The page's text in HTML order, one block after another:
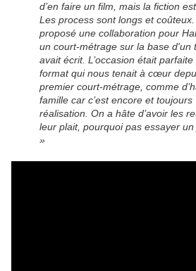
d’en faire un film, mais la fiction
Les process sont longs et
proposé une collaboration pour
un court-métrage sur la base d'un
avait écrit. L’occasion était
format qui nous tenait à cœur
premier court-métrage, comme
famille car c’est encore et
réalisation. On a hâte d’avoir les
leur plait, pourquoi pas essayer
»